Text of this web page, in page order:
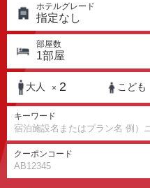
ホテルグレード
指定なし
部屋数
1部屋
大人 × 2 こども
キーワード
クーポンコード